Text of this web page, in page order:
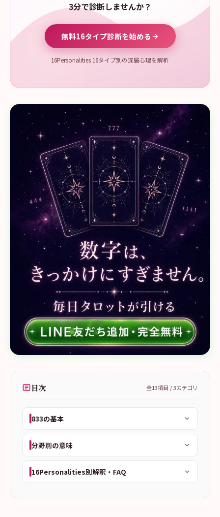
3分で診断しませんか？
無料16タイプ診断を始める
16Personalities 16タイプ別の深層心理を解析
目次 全13項目 /3カテゴリ
833の基本
分野別の意味
16Personalities別解釈・FAQ